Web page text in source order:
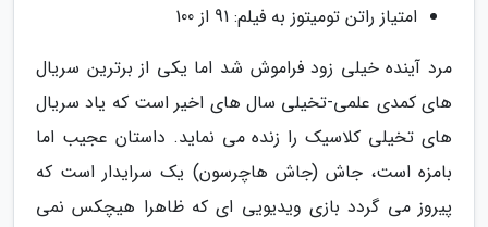
امتیاز راتن تومیتوز به فیلم: 91 از 100
مرد آینده خیلی زود فراموش شد اما یکی از برترین سریال
های کمدی علمی-تخیلی سال های اخیر است که یاد سریال
های تخیلی کلاسیک را زنده می نماید. داستان عجیب اما
بامزه است، جاش (جاش هاچرسون) یک سرایدار است که
پیروز می گردد بازی ویدیویی ای که ظاهرا هیچکس نمی